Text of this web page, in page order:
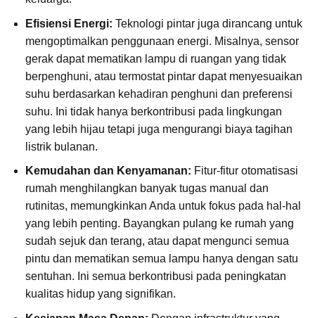
Efisiensi Energi: Teknologi pintar juga dirancang untuk
mengoptimalkan penggunaan energi. Misalnya, sensor
gerak dapat mematikan lampu di ruangan yang tidak
berpenghuni, atau termostat pintar dapat menyesuaikan
suhu berdasarkan kehadiran penghuni dan preferensi
suhu. Ini tidak hanya berkontribusi pada lingkungan
yang lebih hijau tetapi juga mengurangi biaya tagihan
listrik bulanan.
Kemudahan dan Kenyamanan: Fitur-fitur otomatisasi
rumah menghilangkan banyak tugas manual dan
rutinitas, memungkinkan Anda untuk fokus pada hal-hal
yang lebih penting. Bayangkan pulang ke rumah yang
sudah sejuk dan terang, atau dapat mengunci semua
pintu dan mematikan semua lampu hanya dengan satu
sentuhan. Ini semua berkontribusi pada peningkatan
kualitas hidup yang signifikan.